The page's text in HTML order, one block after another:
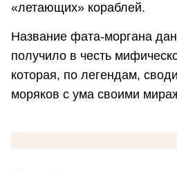
«летающих» кораблей.
Название фата-моргана
получило в честь
которая, по легендам,
моряков с ума своими